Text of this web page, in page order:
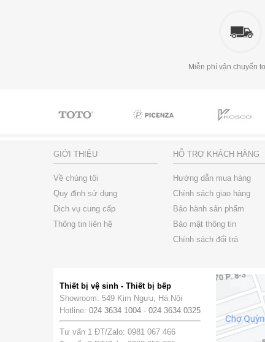
Miễn phí vận chuyển
GIỚI THIỆU
Về chúng tôi
Quy định sử dụng
Dịch vụ cung cấp
Thông tin liên hệ
HỖ TRỢ KHÁCH HÀNG
Hướng dẫn mua hàng
Chính sách giao hàng
Bảo hành sản phẩm
Bảo mật thông tin
Chính sách đổi trả
Thiết bị vệ sinh - Thiết bị bếp
Showroom: 549 Kim Ngưu, Hà Nội
Hotline: 024 3634 1004 - 024 3634 0325
Tư vấn 1 ĐT/Zalo: 0981 067 466